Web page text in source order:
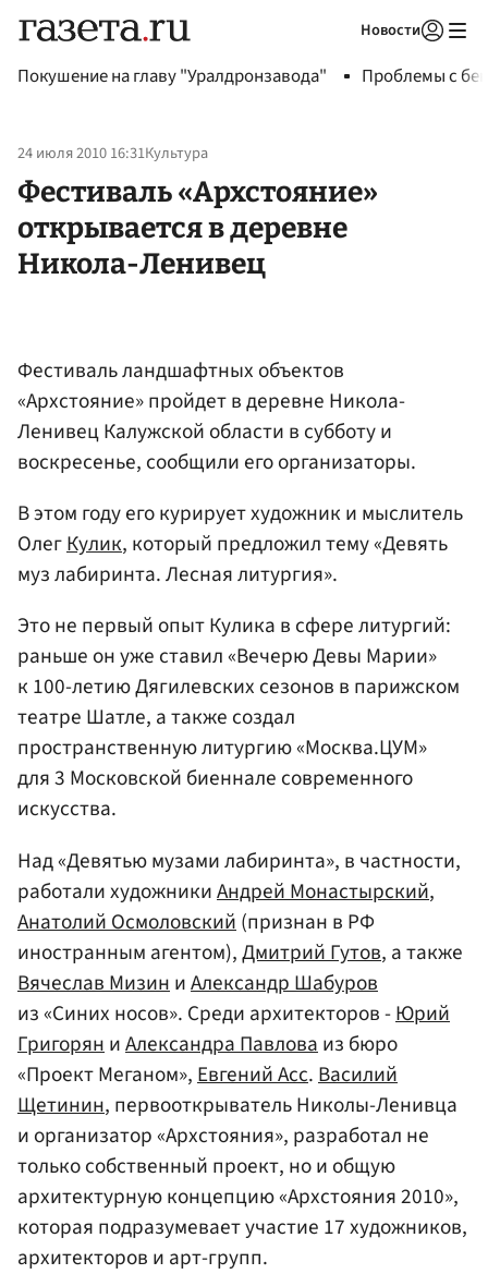
Новости
Покушение на главу "Уралдронзавода" Проблемы с
24 июля 2010 16:31Культура
Фестиваль «Архстояние»
открывается в деревне
Никола-Ленивец
Фестиваль ландшафтных объектов
«Архстояние» пройдет в деревне Никола-
Ленивец Калужской области в субботу и
воскресенье, сообщили его организаторы.
В этом году его курирует художник и мыслитель
ОлегКулик, который предложил тему «Девять
муз лабиринта. Лесная литургия».
Это не первый опыт Кулика в сфере литургий:
раньше он уже ставил «Вечерю Девы Марии»
к 100-летию Дягилевских сезонов в парижском
театре Шатле, а также создал
пространственную литургию «Москва.ЦУМ»
для 3 Московской биеннале современного
искусства.
Над «Девятью музами лабиринта», в частности,
работали художникиАндрей Монастырский,
Анатолий Осмоловский (признан в РФ
иностранным агентом),Дмитрий Гутов, а также
Вячеслав Мизин иАлександр Шабуров
из «Синих носов». Среди архитекторов -Юрий
Григорян иАлександра Павлова из бюро
«Проект Меганом», Евгений Асс. Василий
Щетинин, первооткрыватель Николы-Ленивца
и организатор «Архстояния», разработал не
только собственный проект, но и общую
архитектурную концепцию «Архстояния 2010»,
которая подразумевает участие 17 художников,
архитекторов и арт-групп.